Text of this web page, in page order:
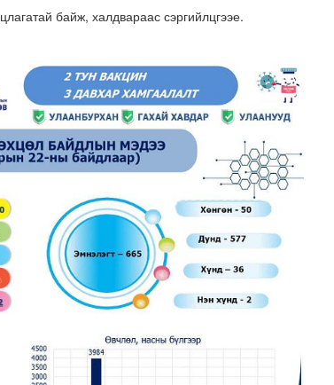
байж, халдвараас сэргийлцгээе.